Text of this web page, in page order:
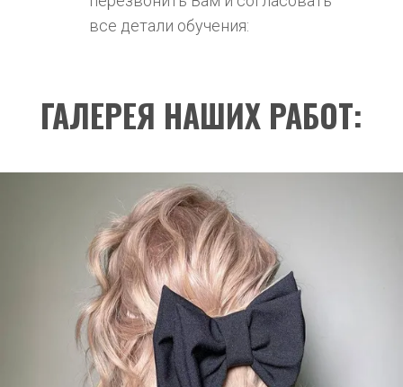
все детали обучения:
ГАЛЕРЕЯ НАШИХ РАБОТ: